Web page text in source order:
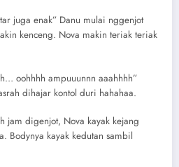
juga enak” Danu mulai nggenjot
kenceng. Nova makin teriak teriak
oohhhh ampuuunnn aaahhhh”
dihajar kontol duri hahahaa.
jam digenjot, Nova kayak kejang
Bodynya kayak kedutan sambil